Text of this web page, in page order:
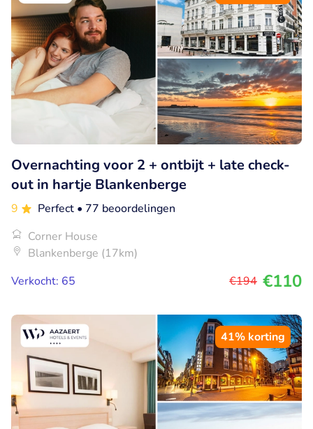
Overnachting voor 2 + ontbijt + late check-
out in hartje Blankenberge
9 Perfect • 77 beoordelingen
Corner House
Blankenberge (17km)
Verkocht: 65
€194 €110
41% korting